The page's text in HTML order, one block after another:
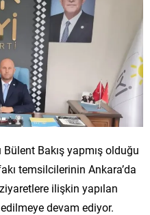
Bakış yapmış olduğu
temsilcilerinin Ankara’da
ilişkin yapılan
devam ediyor.